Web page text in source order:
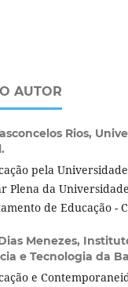
AUTOR
Rios,
pela
Plena da
de Educação -
Menezes,
e Tecnologia da
e